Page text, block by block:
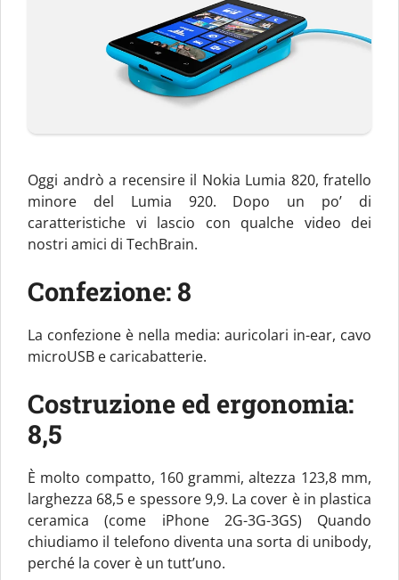
Oggi andrò a recensire il Nokia Lumia 820, fratello
minore del Lumia 920. Dopo un po’ di
caratteristiche vi lascio con qualche video dei
nostri amici di TechBrain.
Confezione: 8
La confezione è nella media: auricolari in-ear, cavo
microUSB e caricabatterie.
Costruzione ed ergonomia:
8,5
È molto compatto, 160 grammi, altezza 123,8 mm,
larghezza 68,5 e spessore 9,9. La cover è in plastica
ceramica (come iPhone 2G-3G-3GS) Quando
chiudiamo il telefono diventa una sorta di unibody,
perché la cover è un tutt’uno.